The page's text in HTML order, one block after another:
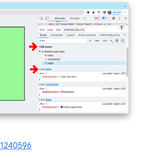
1240596